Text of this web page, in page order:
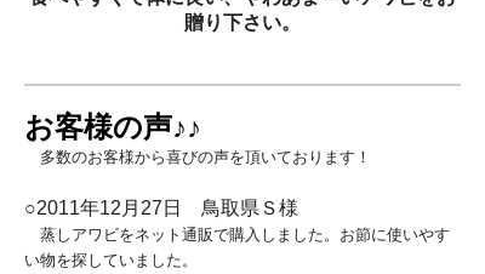
贈り下さい。
お客様の声♪♪
多数のお客様から喜びの声を頂いております！
○2011年12月27日 鳥取県Ｓ様
蒸しアワビをネット通販で購入しました。お節に使いやす
い物を探していました。